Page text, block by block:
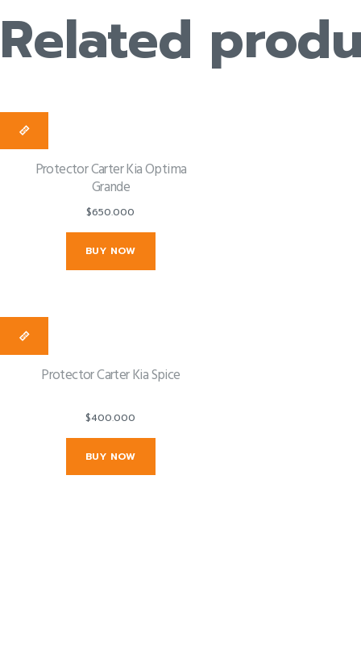
Related
Protector Carter Kia Optima
Grande
$650.000
BUY NOW
Protector Carter Kia Spice
$400.000
BUY NOW